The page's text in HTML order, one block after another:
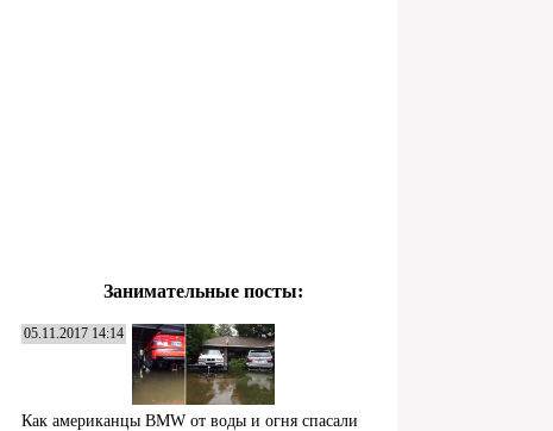
Занимательные посты:
05.11.2017 14:14
Как американцы BMW от воды и огня спасали